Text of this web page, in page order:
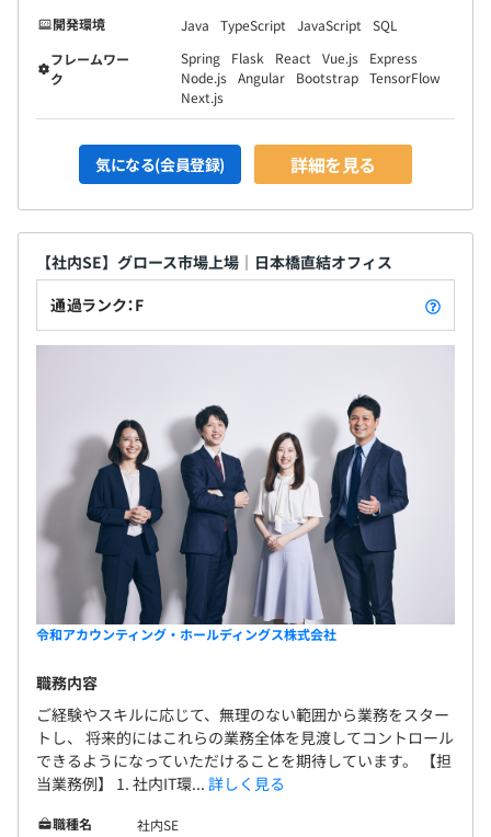
開発環境
Java TypeScript JavaScript
SQL
フレームワー
ク
Spring Flask React Vue.js
Express
Node.js Angular Bootstrap TensorFlow
Next.js
気になる(会員登録) 詳細を見る
【社内SE】グロース市場上場｜日本橋直結オフィス
通過ランク：F
令和アカウンティング・ホールディングス株式会社
職務内容
ご経験やスキルに応じて、無理のない範囲から業務をスター
トし、 将来的にはこれらの業務全体を見渡してコントロール
できるようになっていただけることを期待しています。 【担
当業務例】 1. 社内IT環... 詳しく見る
職種名 社内SE